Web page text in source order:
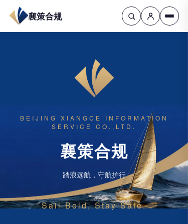
襄策合规
BEIJING XIANGCE INFORMATION
SERVICE CO.,LTD.
襄策合规
踏浪远航，守航护行
Sail Bold, Stay Safe.